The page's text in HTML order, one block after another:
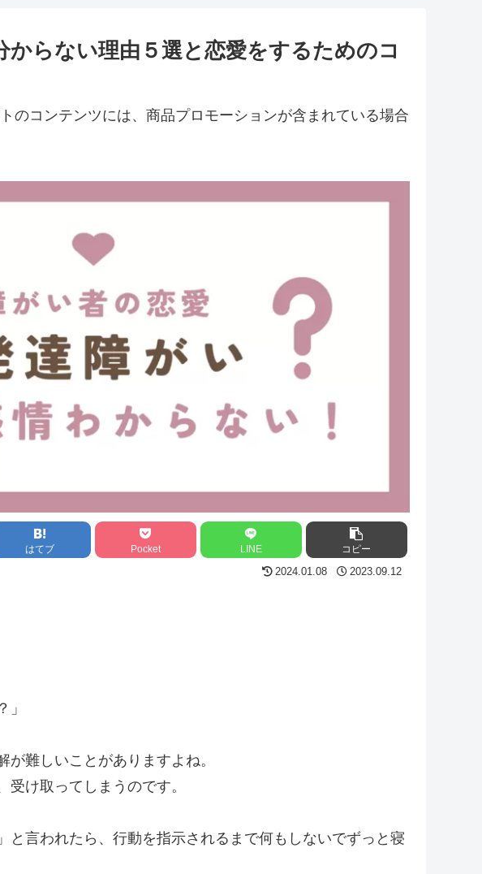
からない理由５選と恋愛をするためのコ
のコンテンツには、商品プロモーションが含まれている場合
はてブ Pocket LINE コピー
2024.01.08 2023.09.12
」
難しいことがありますよね。
け取ってしまうのです。
と言われたら、行動を指示されるまで何もしないでずっと寝